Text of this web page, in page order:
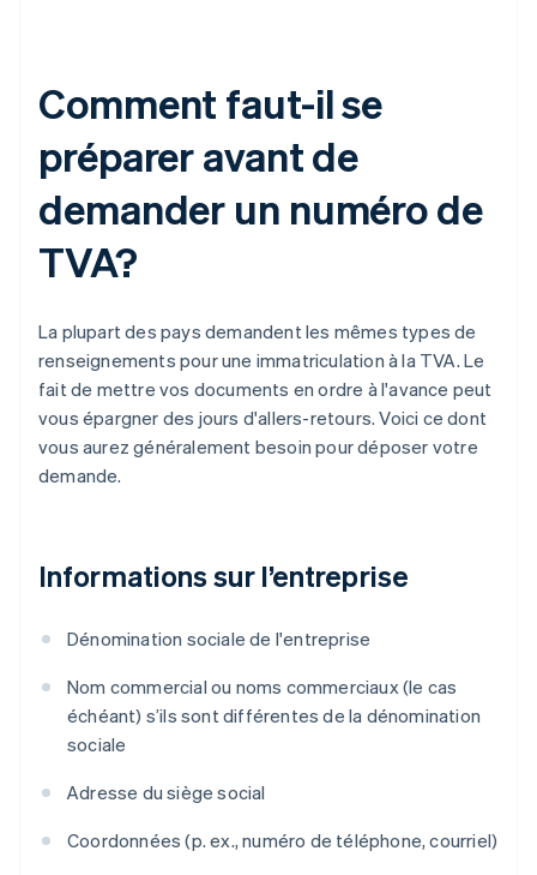
Comment faut-il se
préparer avant de
demander un numéro de
TVA?
La plupart des pays demandent les mêmes types de
renseignements pour une immatriculation à la TVA. Le
fait de mettre vos documents en ordre à l'avance peut
vous épargner des jours d'allers-retours. Voici ce dont
vous aurez généralement besoin pour déposer votre
demande.
Informations sur l’entreprise
Dénomination sociale de l'entreprise
Nom commercial ou noms commerciaux (le cas
échéant) s’ils sont différentes de la dénomination
sociale
Adresse du siège social
Coordonnées (p. ex., numéro de téléphone, courriel)